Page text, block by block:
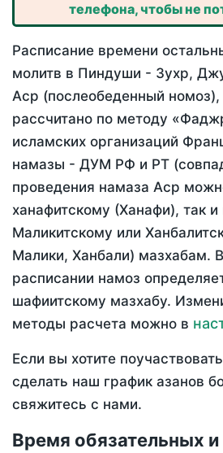
телефона, чтобы не
Расписание времени
молитв в Пиндуши - Зухр,
Аср (послеобеденный
рассчитано по методу
исламских организаций
намазы - ДУМ РФ и РТ
проведения намаза Аср
ханафитскому (Ханафи), так
Маликитскому или
Малики, Ханбали) мазхабам.
расписании намоз
шафиитскому мазхабу.
методы расчета можно в
Если вы хотите
сделать наш график азанов
свяжитесь с нами.
Время обязательных и